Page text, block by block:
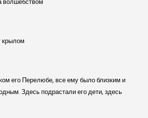
крылом
его Перелюбе, все ему было близким и
Здесь подрастали его дети, здесь